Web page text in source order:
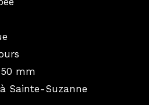
mm
Sainte-Suzanne